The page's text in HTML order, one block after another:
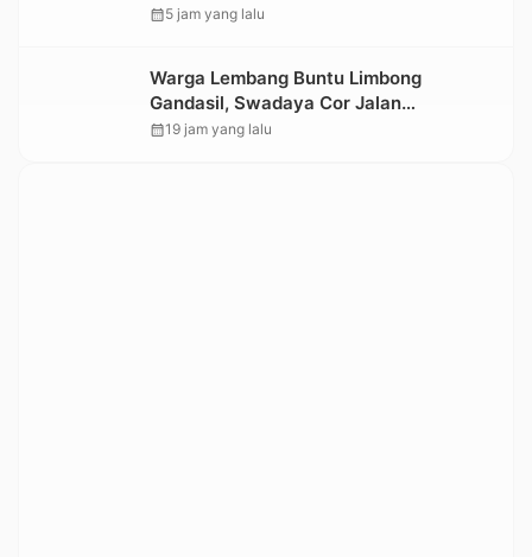
Datangi TKP
calendar_month5 jam yang lalu
Warga Lembang Buntu Limbong
Gandasil, Swadaya Cor Jalan
Sepanjang 500 Meter
calendar_month19 jam yang lalu